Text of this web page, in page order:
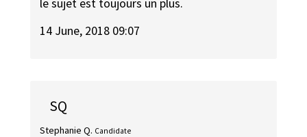
14 June, 2018 09:07
SQ
Stephanie Q. Candidate